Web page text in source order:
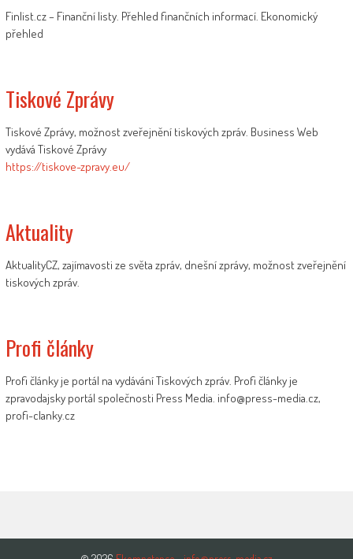
Finlist.cz – Finanční listy. Přehled finančních informací. Ekonomický
přehled
Tiskové Zprávy
Tiskové Zprávy, možnost zveřejnění tiskových zpráv. Business Web
vydává Tiskové Zprávy
https://tiskove-zpravy.eu/
Aktuality
AktualityCZ, zajímavosti ze světa zpráv, dnešní zprávy, možnost zveřejnění
tiskových zpráv.
Profi články
Profi články je portál na vydávání Tiskových zpráv. Profi články je
zpravodajsky portál společnosti Press Media. info@press-media.cz,
profi-clanky.cz